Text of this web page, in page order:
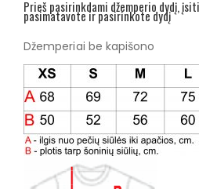
Prieš pasirinkdami džemperio dydį,
pasimatavote ir pasirinkote dydį
Džemperiai be kapišono